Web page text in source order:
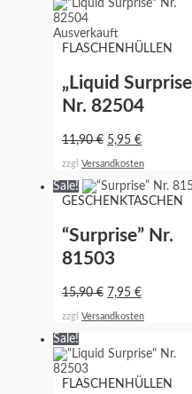
Ausverkauft
FLASCHENHÜLLEN
„Liquid
Nr. 82504
11,90€ 5,95 €
zzgl Versandkosten
Sale!
GESCHENKTASCHEN
“Surprise” Nr.
81503
15,90€ 7,95 €
zzgl Versandkosten
Sale!
FLASCHENHÜLLEN